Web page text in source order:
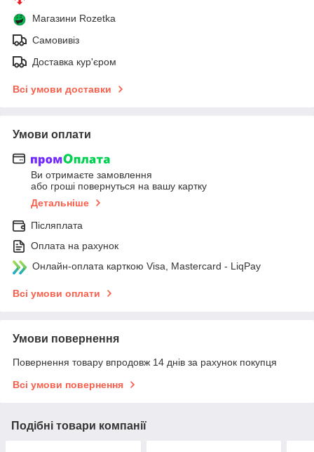
Магазини Rozetka
Самовивіз
Доставка кур'єром
Всі умови доставки
Умови оплати
Ви отримаєте замовлення
або гроші повернуться на вашу картку
Детальніше
Післяплата
Оплата на рахунок
Онлайн-оплата карткою Visa, Mastercard - LiqPay
Всі умови оплати
Умови повернення
Повернення товару впродовж 14 днів за рахунок покупця
Всі умови повернення
Подібні товари компанії